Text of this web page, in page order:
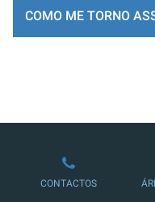
COMO ME TORNO
LOJA DE
CONTACTOS